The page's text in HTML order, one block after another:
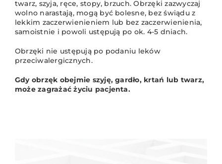
twarz, szyja, ręce, stopy, brzuch. Obrzęki zazwyczaj
wolno narastają, mogą być bolesne, bez świądu z
lekkim zaczerwienieniem lub bez zaczerwienienia,
samoistnie i powoli ustępują po ok. 4-5 dniach.
Obrzęki nie ustępują po podaniu leków
przeciwalergicznych.
Gdy obrzęk obejmie szyję, gardło, krtań lub twarz,
może zagrażać życiu pacjenta.